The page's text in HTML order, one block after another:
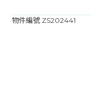
物件編號 ZS202441